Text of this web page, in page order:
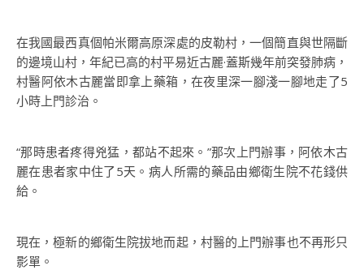
在我國最西真個帕米爾高原深處的皮勒村，一個簡直與世隔斷
的邊境山村，年紀已高的村平易近古麗·蓋斯幾年前突發肺病，
村醫阿依木古麗當即拿上藥箱，在夜里深一腳淺一腳地走了5
小時上門診治。
“那時患者疼得兇猛，都站不起來。”那次上門辦事，阿依木古
麗在患者家中住了5天。病人所需的藥品由鄉衛生院不花錢供
給。
現在，極新的鄉衛生院拔地而起，村醫的上門辦事也不再形只
影單。